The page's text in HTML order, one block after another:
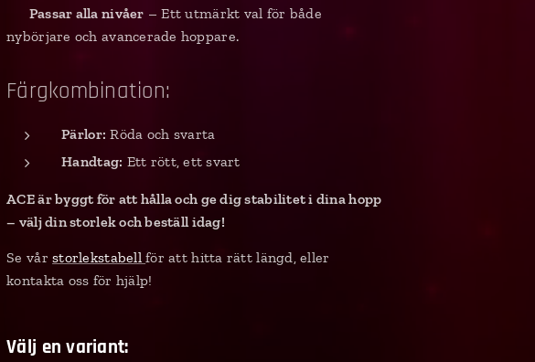
Passar alla nivåer – Ett utmärkt val för både
nybörjare och avancerade hoppare.
Färgkombination:
Pärlor: Röda och svarta
Handtag: Ett rött, ett svart
ACE är byggt för att hålla och ge dig stabilitet i dina hopp
– välj din storlek och beställ idag!
Se vårstorlekstabellför att hitta rätt längd, eller
kontakta oss för hjälp!
Välj en variant: